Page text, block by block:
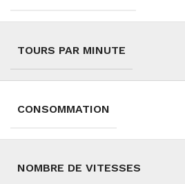
TOURS PAR MINUTE
CONSOMMATION
NOMBRE DE VITESSES